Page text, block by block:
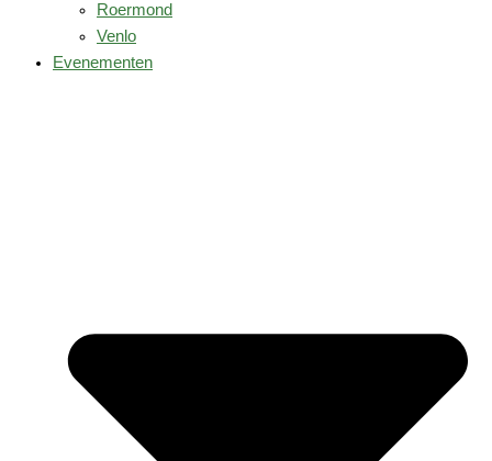
Roermond
Venlo
Evenementen